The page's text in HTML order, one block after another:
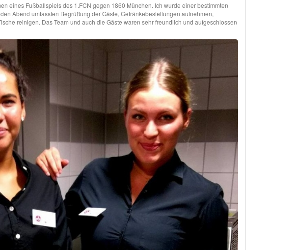
eines Fußballspiels des 1.FCN gegen 1860 München. Ich wurde einer bestimmten
Abend umfassten Begrüßung der Gäste, Getränkebestellungen aufnehmen,
reinigen. Das Team und auch die Gäste waren sehr freundlich und aufgeschlossen